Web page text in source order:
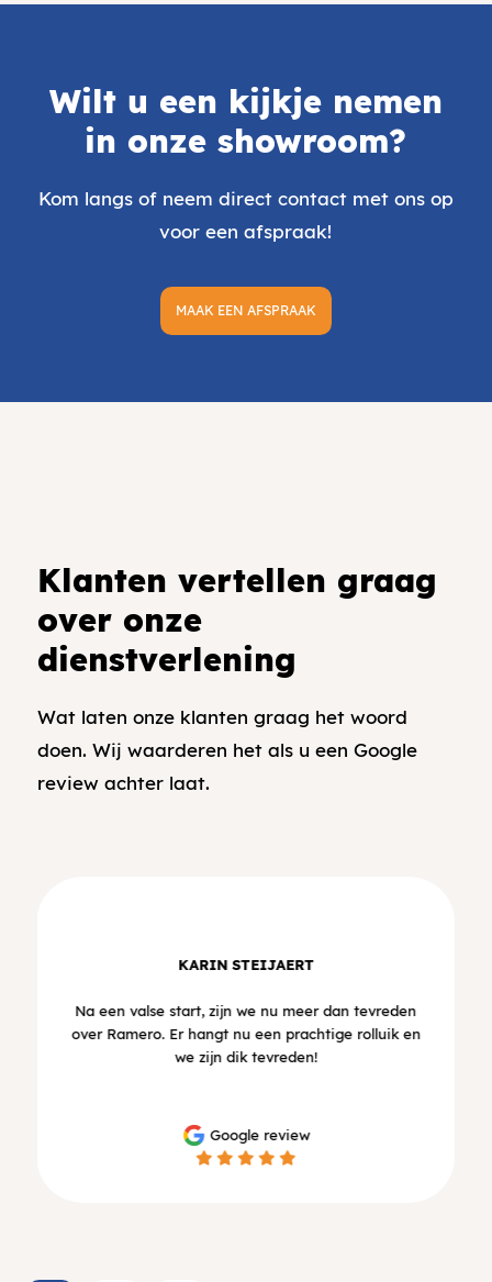
Wilt u een kijkje nemen
in onzeshowroom?
Kom langs of neem direct contact met ons op
voor een afspraak!
MAAK EEN AFSPRAAK
Klanten vertellen graag
over onze
dienstverlening
Wat laten onze klanten graag het woord
doen. Wij waarderen het als u een Google
review achter laat.
BART CALLE
Prima service perfecte plaatsing. We hebben
Ramero ondertussen op verschillende plaatsen
voorgesteld
Google review